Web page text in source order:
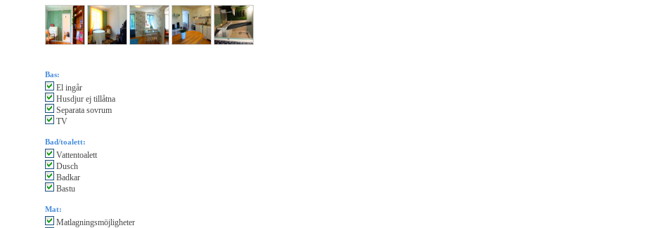
Bas:
El ingår
Husdjur ej tillåtna
Separata sovrum
TV
Bad/toalett:
Vattentoalett
Dusch
Badkar
Bastu
Mat:
Matlagningsmöjligheter